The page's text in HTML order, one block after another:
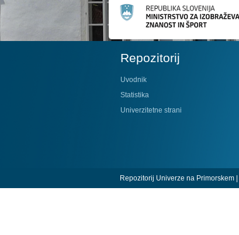
Repozitorij
Uvodnik
Statistika
Univerzitetne strani
Repozitorij Univerze na Primorskem |